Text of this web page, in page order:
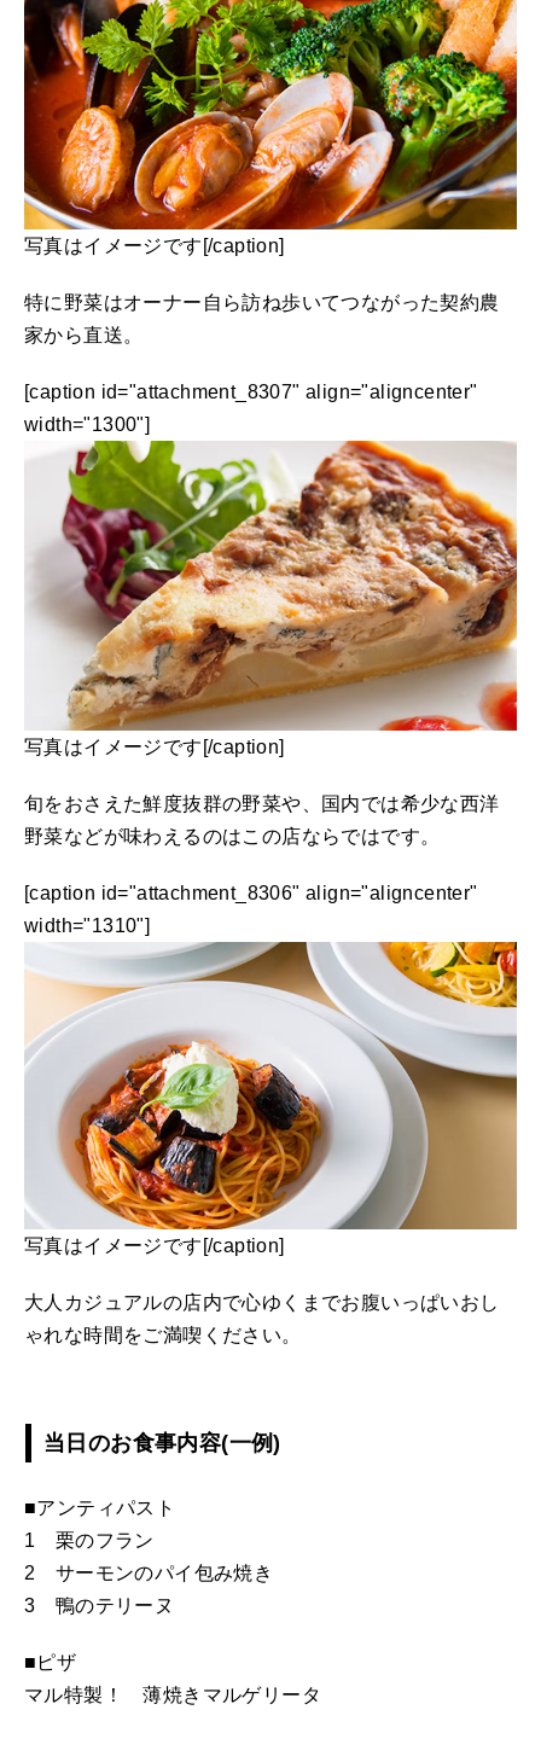
写真はイメージです[/caption]
特に野菜はオーナー自ら訪ね歩いてつながった契約農
家から直送。
[caption id="attachment_8307" align="aligncenter"
width="1300"]
写真はイメージです[/caption]
旬をおさえた鮮度抜群の野菜や、国内では希少な西洋
野菜などが味わえるのはこの店ならではです。
[caption id="attachment_8306" align="aligncenter"
width="1310"]
写真はイメージです[/caption]
大人カジュアルの店内で心ゆくまでお腹いっぱいおし
ゃれな時間をご満喫ください。
当日のお食事内容(一例)
■アンティパスト
1 栗のフラン
2 サーモンのパイ包み焼き
3 鴨のテリーヌ
■ピザ
マル特製！ 薄焼きマルゲリータ